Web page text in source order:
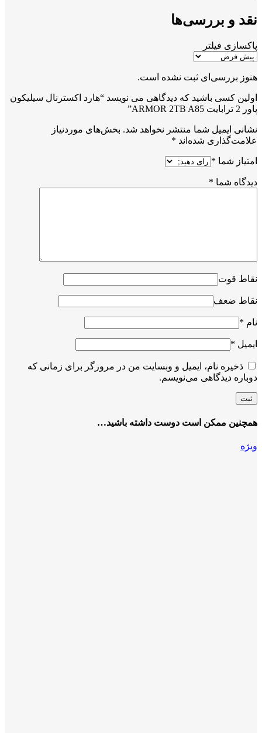
نقد و بررسی‌ها
پاکسازی فیلتر
هنوز بررسی‌ای ثبت نشده است.
اولین کسی باشید که دیدگاهی می نویسد “هارد اکسترنال سیلیکون
پاور 2 ترابایت ARMOR 2TB A85”
نشانی ایمیل شما منتشر نخواهد شد. بخش‌های موردنیاز
علامت‌گذاری شده‌اند *
امتیاز شما *
دیدگاه شما *
نقاط قوت
نقاط ضعف
نام *
ایمیل *
ذخیره نام، ایمیل و وبسایت من در مرورگر برای زمانی که
دوباره دیدگاهی می‌نویسم.
همچنین ممکن است دوست داشته باشید…
ویژه